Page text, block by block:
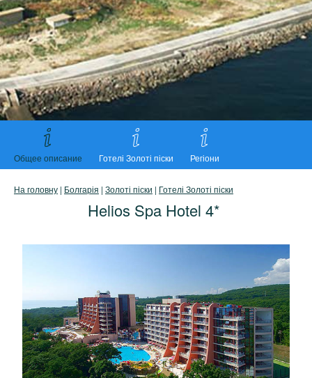
Общее описание Готелі Золоті піски Регіони
На головну | Болгарія | Золоті піски | Готелі Золоті піски
Helios Spa Hotel 4*